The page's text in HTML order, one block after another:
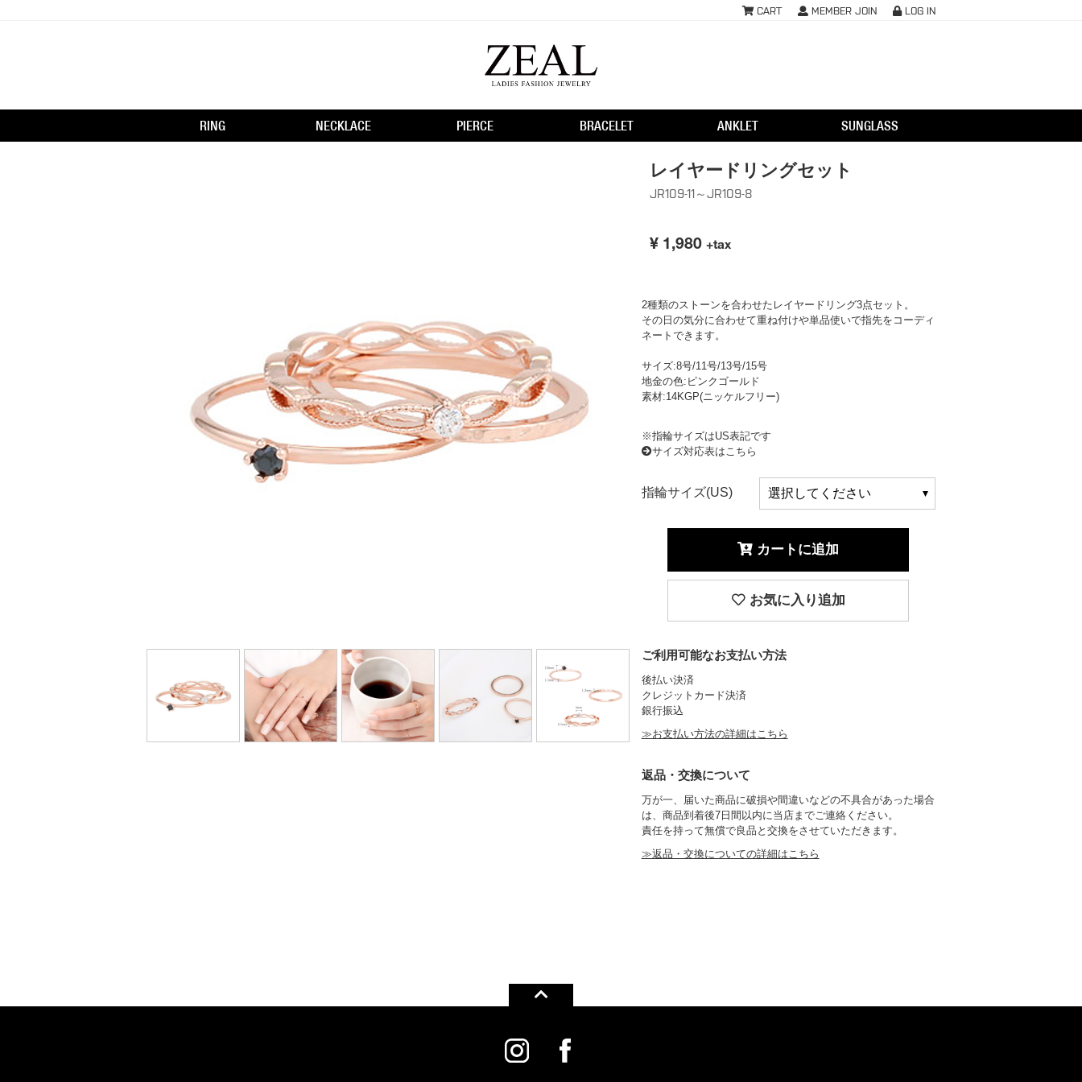
CART MEMBER JOIN LOG IN
RING NECKLACE PIERCE BRACELET ANKLET SUNGLASS
レイヤードリングセット
JR109-11～JR109-8
¥ 1,980 +tax
2種類のストーンを合わせたレイヤードリング3点セット。
その日の気分に合わせて重ね付けや単品使いで指先をコーディ
ネートできます。
サイズ:8号/11号/13号/15号
地金の色:ピンクゴールド
素材:14KGP(ニッケルフリー)
※指輪サイズはUS表記です
サイズ対応表はこちら
指輪サイズ(US)
カートに追加
お気に入り追加
ご利用可能なお支払い方法
後払い決済
クレジットカード決済
銀行振込
≫お支払い方法の詳細はこちら
返品・交換について
万が一、届いた商品に破損や間違いなどの不具合があった場合
は、商品到着後7日間以内に当店までご連絡ください。
責任を持って無償で良品と交換をさせていただきます。
≫返品・交換についての詳細はこちら